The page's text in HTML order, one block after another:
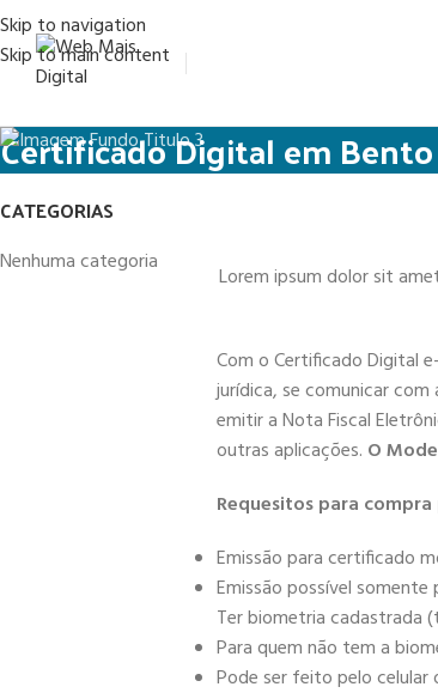
Skip to navigation
Skip to main content
Certificado Digital em
CATEGORIAS
Nenhuma categoria
Lorem ipsum dolor sit
Com o Certificado Digital
jurídica, se comunicar com
emitir a Nota Fiscal
outras aplicações. O
Requesitos para
Emissão para certificado
Emissão possível somente
Ter biometria cadastrada
Para quem não tem a
Pode ser feito pelo